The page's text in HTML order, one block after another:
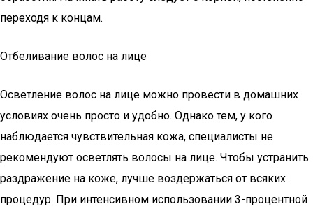
переходя к концам.
Отбеливание волос на лице
Осветление волос на лице можно провести в домашних
условиях очень просто и удобно. Однако тем, у кого
наблюдается чувствительная кожа, специалисты не
рекомендуют осветлять волосы на лице. Чтобы устранить
раздражение на коже, лучше воздержаться от всяких
процедур. При интенсивном использовании 3-процентной